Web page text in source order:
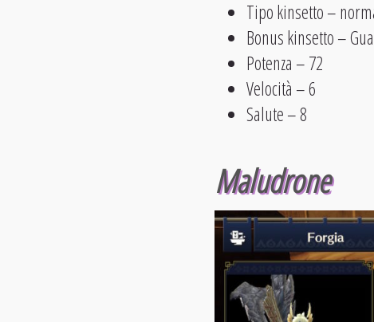
Tipo kinsetto –
Bonus kinsetto –
Potenza – 72
Velocità – 6
Salute – 8
Maludrone